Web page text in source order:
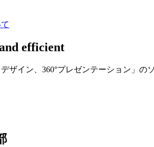
efficient
ザイン、360°プレゼンテーション」の